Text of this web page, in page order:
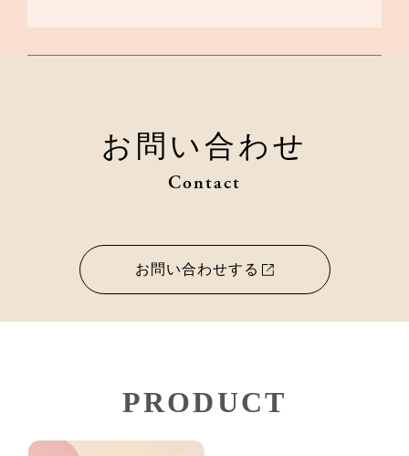
お問い合わせ
Contact
お問い合わせする
PRODUCT